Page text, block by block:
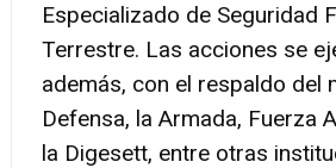
Especializado de Seguridad
Terrestre. Las acciones se
además, con el respaldo del
Defensa, la Armada, Fuerza
la Digesett, entre otras